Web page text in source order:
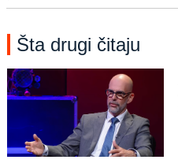
Šta drugi čitaju